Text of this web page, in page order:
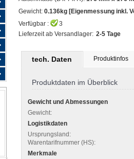
Gewicht: 0.136kg [Eigenmessung inkl.
Verfügbar :
3
Lieferzeit ab Versandlager: 2-5 Tage
tech. Daten Produktinfos
Produktdaten im Überblick
Gewicht und Abmessungen
Gewicht:
Logistikdaten
Ursprungsland:
Warentarifnummer (HS):
Merkmale